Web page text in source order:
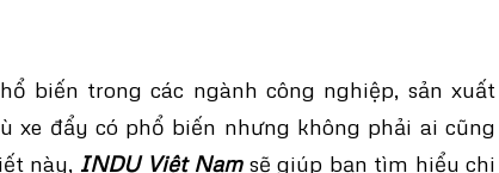
biến trong các ngành công nghiệp, sản xuất
xe đẩy có phổ biến nhưng không phải ai cũng
này, INDU Việt Namsẽ giúp bạn tìm hiểu chi